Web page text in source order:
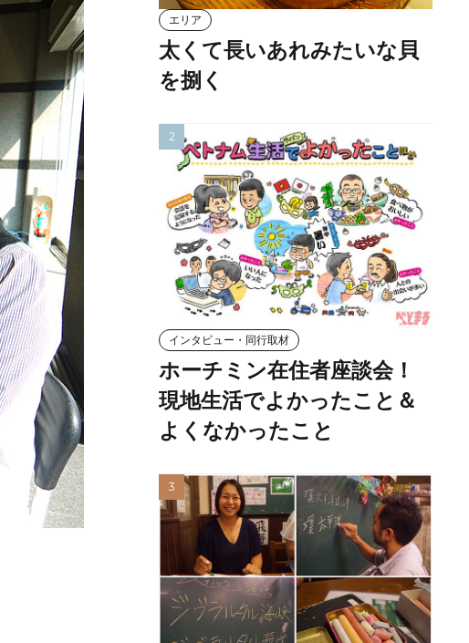
エリア
太くて長いあれみたいな貝
を捌く
インタビュー・同行取材
ホーチミン在住者座談会！
現地生活でよかったこと＆
よくなかったこと